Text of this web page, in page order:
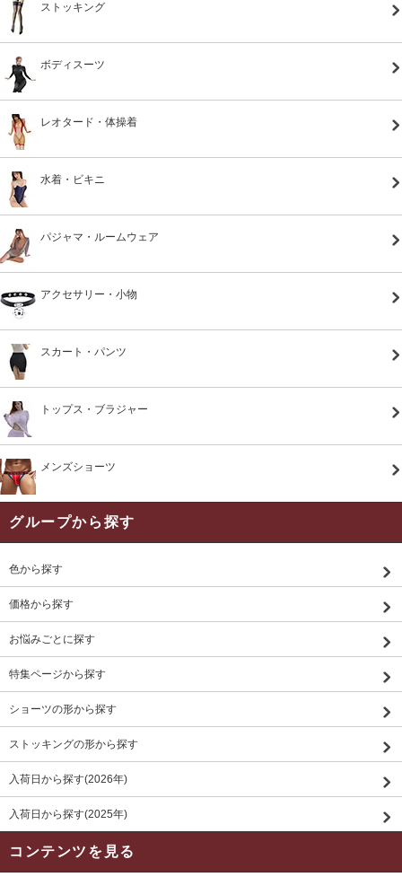
ストッキング
ボディスーツ
レオタード・体操着
水着・ビキニ
パジャマ・ルームウェア
アクセサリー・小物
スカート・パンツ
トップス・ブラジャー
メンズショーツ
グループから探す
色から探す
価格から探す
お悩みごとに探す
特集ページから探す
ショーツの形から探す
ストッキングの形から探す
入荷日から探す(2026年)
入荷日から探す(2025年)
コンテンツを見る